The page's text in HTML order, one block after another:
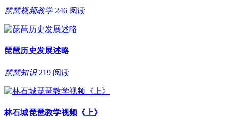
琵琶视频教学 246 阅读
琵琶历史发展述略
琵琶知识 219 阅读
林石城琵琶教学视频《上》